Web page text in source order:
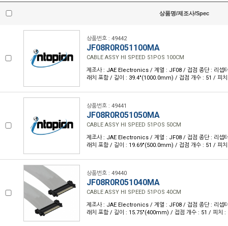
상품명/제조사/Spec
상품번호 : 49442
JF08R0R051100MA
CABLE ASSY HI SPEED 51POS 100CM
제조사 : JAE Electronics / 계열 : JF08 / 접점 종단 : 리셉
래치 포함 / 길이 : 39.4"(1000.0mm) / 접점 개수 : 51 / 피
상품번호 : 49441
JF08R0R051050MA
CABLE ASSY HI SPEED 51POS 50CM
제조사 : JAE Electronics / 계열 : JF08 / 접점 종단 : 리셉
래치 포함 / 길이 : 19.69"(500.0mm) / 접점 개수 : 51 / 피
상품번호 : 49440
JF08R0R051040MA
CABLE ASSY HI SPEED 51POS 40CM
제조사 : JAE Electronics / 계열 : JF08 / 접점 종단 : 리셉
래치 포함 / 길이 : 15.75"(400mm) / 접점 개수 : 51 / 피치